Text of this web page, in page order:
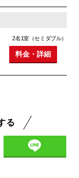
2名1室（セミダブル）
料金・詳細
る